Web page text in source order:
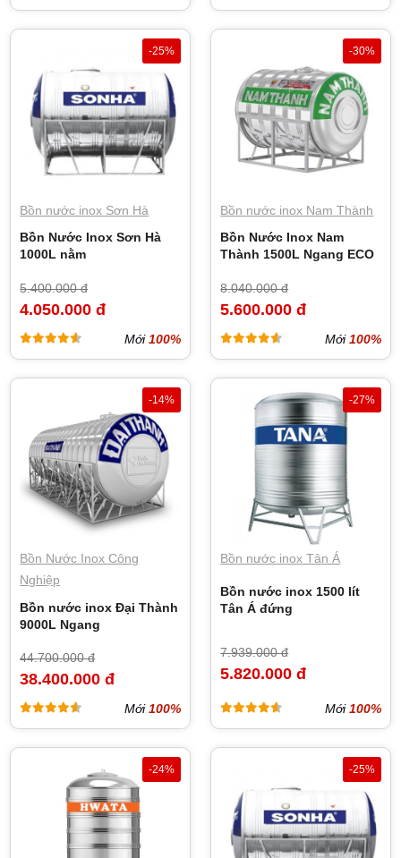
-25%
Bồn nước inox Sơn Hà
Bồn Nước Inox Sơn Hà
1000L nằm
5.400.000 đ
4.050.000 đ
Mới100%
-30%
Bồn nước inox Nam Thành
Bồn Nước Inox Nam
Thành 1500L Ngang ECO
8.040.000 đ
5.600.000 đ
Mới100%
-14%
Bồn Nước Inox Công
Nghiệp
Bồn nước inox Đại Thành
9000L Ngang
44.700.000 đ
38.400.000 đ
Mới100%
-27%
Bồn nước inox Tân Á
Bồn nước inox 1500 lít
Tân Á đứng
7.939.000 đ
5.820.000 đ
Mới100%
-24% -25%